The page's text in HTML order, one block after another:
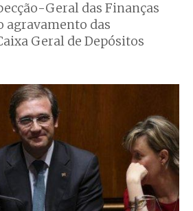
Geral das Finanças
agravamento das
Geral de Depósitos